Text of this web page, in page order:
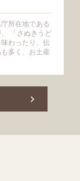
所在地である
「さぬきうど
わったり、伝
多く、お土産